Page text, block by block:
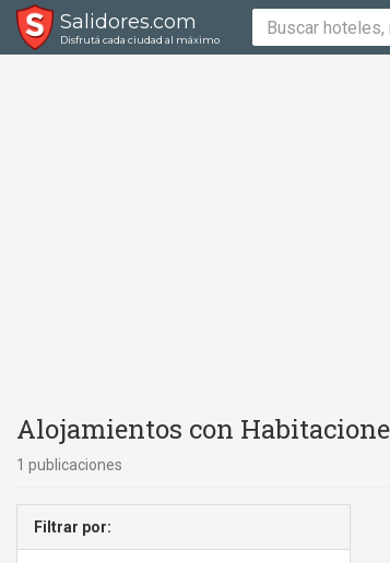
Salidores.com
Disfrutá cada ciudad al máximo
Alojamientos con
1 publicaciones
Filtrar por: